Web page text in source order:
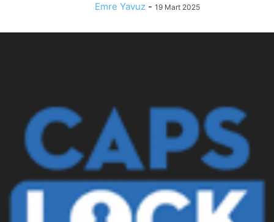
Emre Yavuz - 19 Mart 2025